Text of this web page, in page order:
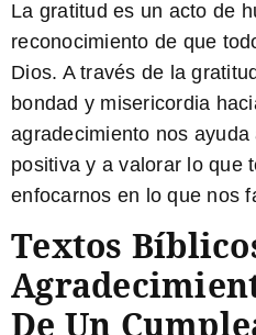
La gratitud es un acto de
reconocimiento de que
Dios. A través de la
bondad y misericordia
agradecimiento nos
positiva y a valorar lo que
enfocarnos en lo que nos
Textos
De Un